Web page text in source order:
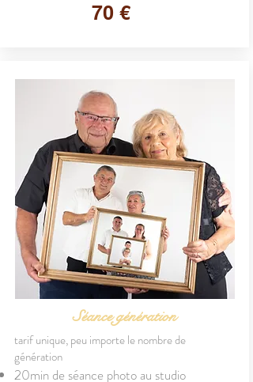
70 €
Séance génération
tarif unique, peu importe le nombre de
génération
20min de séance photo au studio